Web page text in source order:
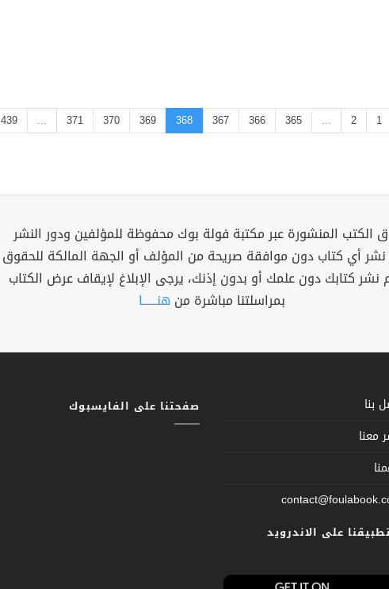
1
2
...
365
366
367
368
369
370
371
...
439
الكتب المنشورة عبر مكتبة فولة بوك محفوظة للمؤلفين ودور النشر
نشر أي كتاب دون موافقة صريحة من المؤلف أو الجهة المالكة للحقوق
نشر كتابك دون علمك أو بدون إذنك، يرجى الإبلاغ لإيقاف عرض الكتاب
بمراسلتنا مباشرة من هنــــــا
بنا
معنا
على الاندرويد
صفحتنا على الفايسبوك